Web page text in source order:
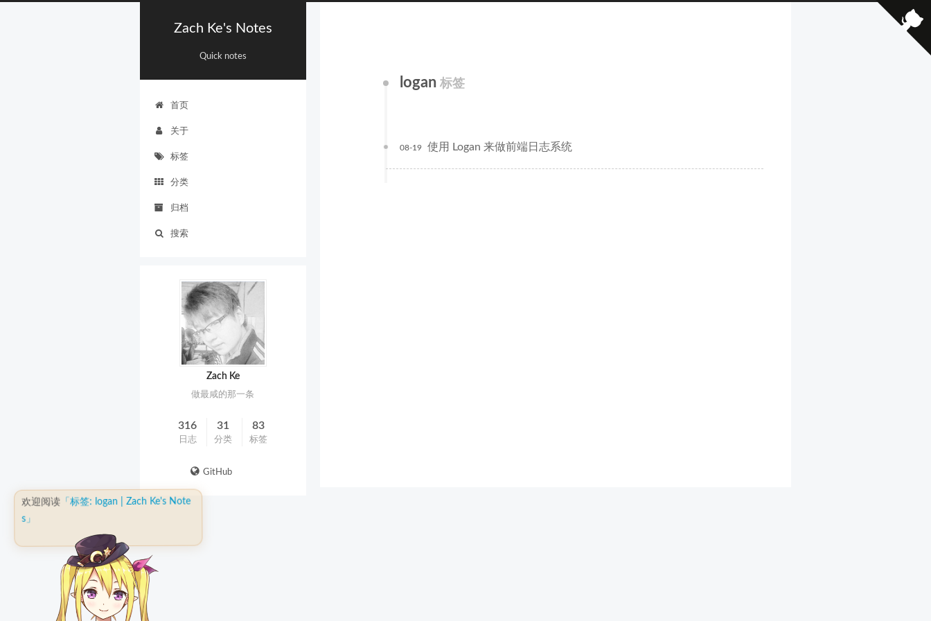
Zach Ke's Notes
Quick notes
首页
关于
标签
分类
归档
搜索
logan 标签
使用 Logan 来做前端日志系统
08-19
Zach Ke
做最咸的那一条
316
日志
31
分类
83
标签
GitHub
欢迎阅读 「标签: logan | Zach Ke's Note
s」